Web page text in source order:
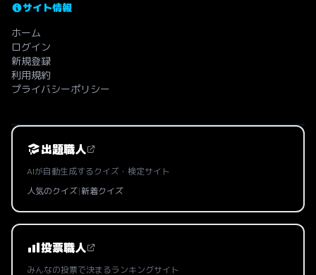
サイト情報
ホーム
ログイン
新規登録
利用規約
プライバシーポリシー
出題職人
AIが自動生成するクイズ・検定サイト
人気のクイズ|新着クイズ
投票職人
みんなの投票で決まるランキングサイト